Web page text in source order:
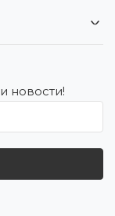
новости!